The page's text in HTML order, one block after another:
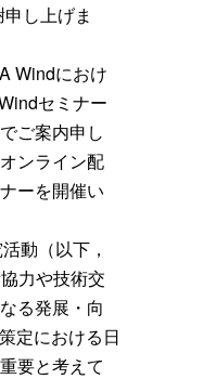
し上げま
Windにおけ
セミナー
ご案内申し
ンライン配
ーを開催い
動（以下，
力や技術交
る発展・向
定における日
要と考えて